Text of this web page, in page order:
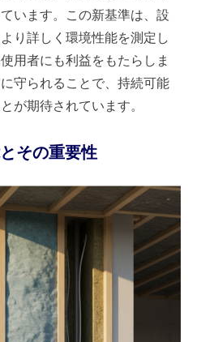
います。この新基準は、設
り詳しく環境性能を測定し
用者にも利益をもたらしま
守られることで、持続可能
が期待されています。
その重要性